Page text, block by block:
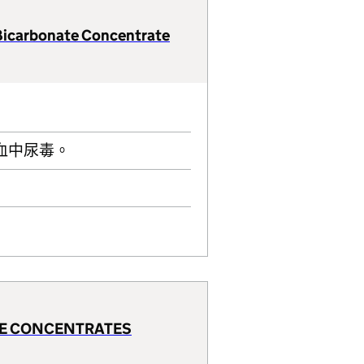
Concentrate
尿毒。
CONCENTRATES